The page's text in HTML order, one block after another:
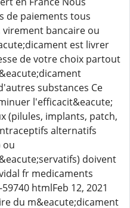
de paiements tous
virement bancaire ou
est livrer
de votre choix partout
substances Ce
l'efficacit&eacute;
(pilules, implants, patch,
alternatifs
ou
doivent
fr medicaments
htmlFeb 12, 2021
du m&eacute;dicament